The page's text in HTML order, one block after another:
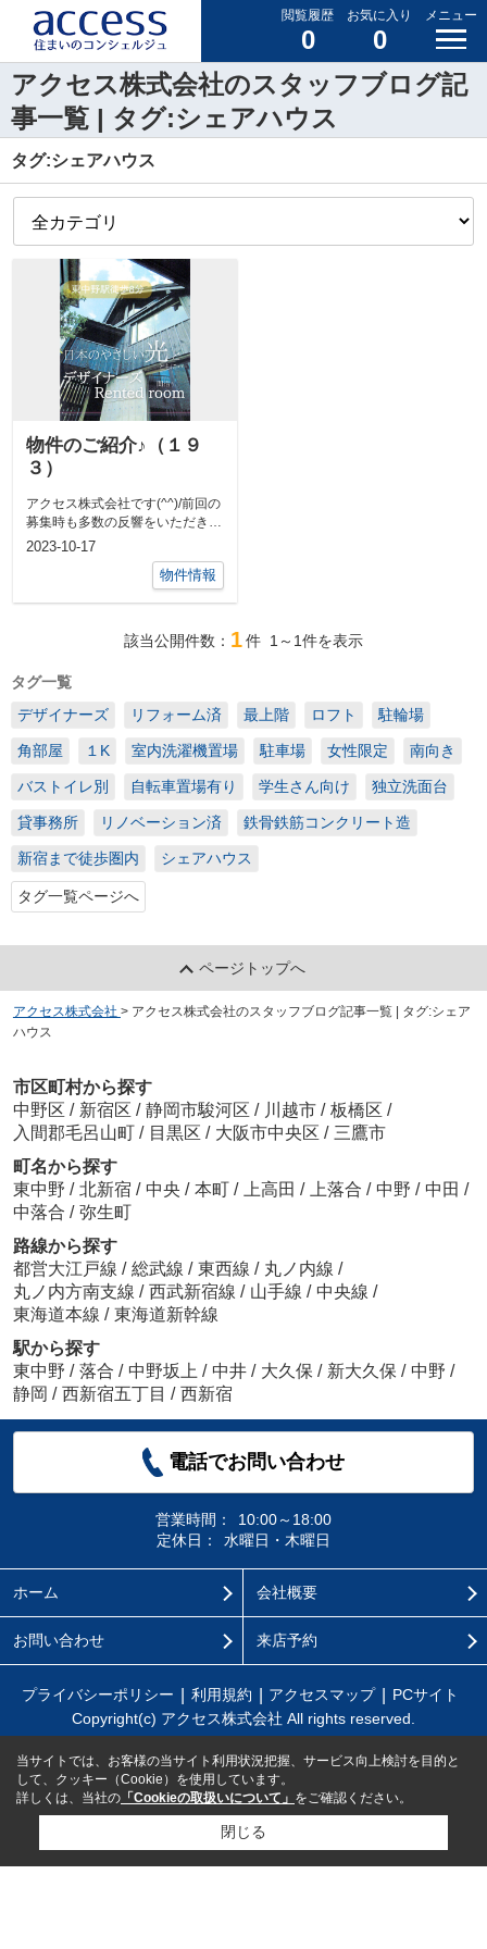
閲覧履歴
0
お気に入り
0
メニュー
アクセス株式会社のスタッフブログ記
事一覧 | タグ:シェアハウス
タグ:シェアハウス
物件のご紹介♪（１９
３）
アクセス株式会社です(^^)/前回の
募集時も多数の反響をいただきま
した建築家の方が「日本の光」に
2023-10-17
物件情報
該当公開件数： 1件 1～1件を表示
タグ一覧
デザイナーズ
リフォーム済 最上階 ロフト 駐輪場
角部屋 １K 室内洗濯機置場 駐車場 女性限定 南向き
バストイレ別 自転車置場有り 学生さん向け 独立洗面台
貸事務所 リノベーション済 鉄骨鉄筋コンクリート造
新宿まで徒歩圏内 シェアハウス
タグ一覧ページへ
ページトップへ
アクセス株式会社 > アクセス株式会社のスタッフブログ記事一覧 | タグ:シェア
ハウス
市区町村から探す
中野区 / 新宿区 / 静岡市駿河区 / 川越市 / 板橋区 /
入間郡毛呂山町 / 目黒区 / 大阪市中央区 / 三鷹市
町名から探す
東中野 / 北新宿 / 中央 / 本町 / 上高田 / 上落合 / 中野 / 中田 /
中落合 / 弥生町
路線から探す
都営大江戸線 / 総武線 / 東西線 / 丸ノ内線 /
丸ノ内方南支線 / 西武新宿線 / 山手線 / 中央線 /
東海道本線 / 東海道新幹線
駅から探す
東中野 / 落合 / 中野坂上 / 中井 / 大久保 / 新大久保 / 中野 /
静岡 / 西新宿五丁目 / 西新宿
電話でお問い合わせ
営業時間：
10:00～18:00
定休日：
水曜日・木曜日
ホーム 会社概要
お問い合わせ 来店予約
プライバシーポリシー 利用規約 アクセスマップ
PCサイト
Copyright(c) アクセス株式会社 All rights reserved.
当サイトでは、お客様の当サイト利用状況把握、サービス向上検討を目的と
して、クッキー（Cookie）を使用しています。
詳しくは、当社の 「Cookieの取扱いについて」 をご確認ください。
閉じる